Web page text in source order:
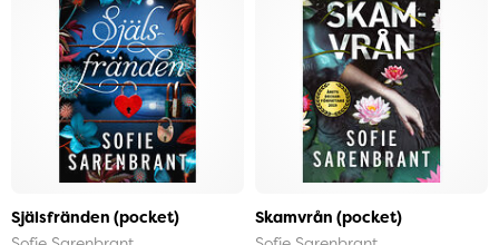
Själsfränden (pocket)
Skamvrån (pocket)